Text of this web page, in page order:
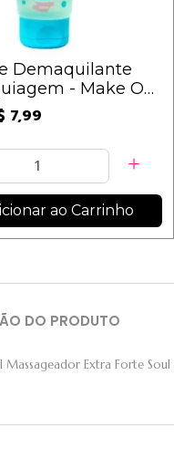
Demaquilante
- Make Out
7,99
ao Carrinho
DO PRODUTO
Extra Forte Soul